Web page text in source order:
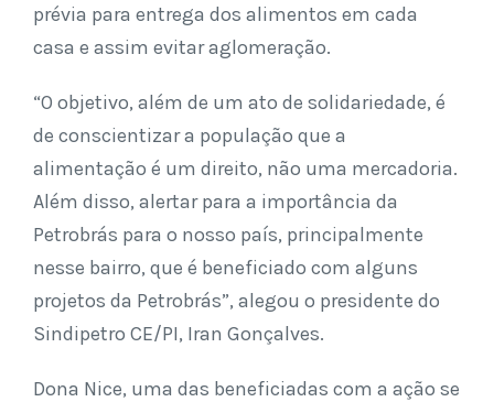
prévia para entrega dos alimentos em cada
casa e assim evitar aglomeração.
“O objetivo, além de um ato de solidariedade, é
de conscientizar a população que a
alimentação é um direito, não uma mercadoria.
Além disso, alertar para a importância da
Petrobrás para o nosso país, principalmente
nesse bairro, que é beneficiado com alguns
projetos da Petrobrás”, alegou o presidente do
Sindipetro CE/PI, Iran Gonçalves.
Dona Nice, uma das beneficiadas com a ação se